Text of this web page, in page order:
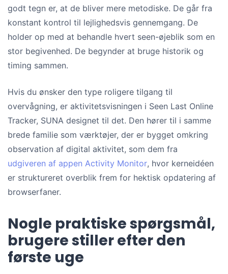
godt tegn er, at de bliver mere metodiske. De går fra
konstant kontrol til lejlighedsvis gennemgang. De
holder op med at behandle hvert seen-øjeblik som en
stor begivenhed. De begynder at bruge historik og
timing sammen.
Hvis du ønsker den type roligere tilgang til
overvågning, er aktivitetsvisningen i Seen Last Online
Tracker, SUNA designet til det. Den hører til i samme
brede familie som værktøjer, der er bygget omkring
observation af digital aktivitet, som dem fra
udgiveren af appen Activity Monitor, hvor kerneidéen
er struktureret overblik frem for hektisk opdatering af
browserfaner.
Nogle praktiske spørgsmål,
brugere stiller efter den
første uge